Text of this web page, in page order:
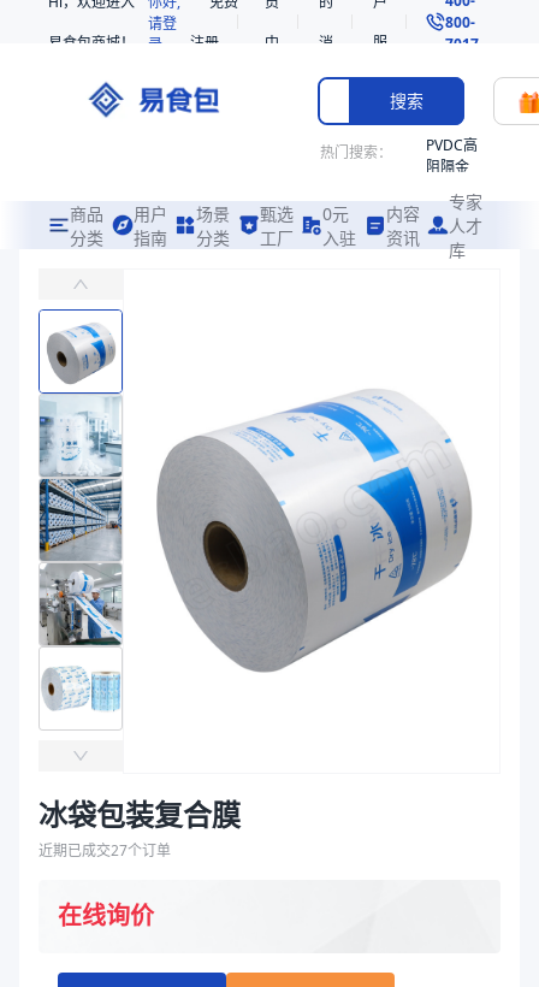
易食包商城！
请登
录
注册
中
消
息
服
务
800-
7017
搜索
热门搜索：
PVDC高
阻隔金
共挤热
收缩袋
221330
烤箱袋
SE53
热收缩
袋
拉伸膜
商品
分类
用户
指南
场景
分类
甄选
工厂
0元
入驻
内容
资讯
专家
人才
库
易食包（EPAK）专注于冰袋包装复合膜包装，提供详尽的规格参数、
在线询价
商品参数
商品分类
产品特性
支持定制
产品特性
支持定制
商品图片
冰袋包装复合膜
近期已成交27个订单
在线询价